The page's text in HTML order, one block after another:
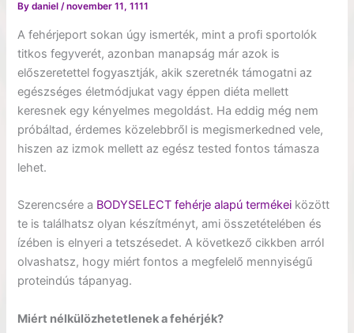
Bydaniel/november 11, 1111
A fehérjeport sokan úgy ismerték, mint a profi sportolók
titkos fegyverét, azonban manapság már azok is
előszeretettel fogyasztják, akik szeretnék támogatni az
egészséges életmódjukat vagy éppen diéta mellett
keresnek egy kényelmes megoldást. Ha eddig még nem
próbáltad, érdemes közelebbről is megismerkedned vele,
hiszen az izmok mellett az egész tested fontos támasza
lehet.
Szerencsére a BODYSELECT fehérje alapú termékei között
te is találhatsz olyan készítményt, ami összetételében és
ízében is elnyeri a tetszésedet. A következő cikkben arról
olvashatsz, hogy miért fontos a megfelelő mennyiségű
proteindús tápanyag.
Miért nélkülözhetetlenek a fehérjék?